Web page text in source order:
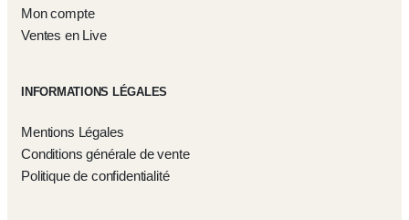
Mon compte
Ventes en Live
INFORMATIONS LÉGALES
Mentions Légales
Conditions générale de vente
Politique de confidentialité